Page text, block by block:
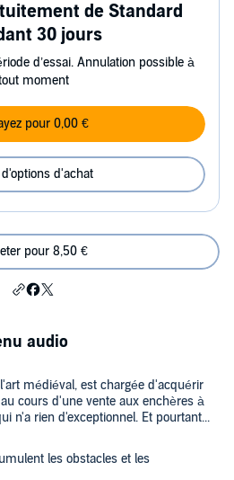
de Standard
30 jours
d’essai. Annulation possible à
moment
pour 0,00 €
d'achat
pour 8,50 €
audio
médiéval, est chargée d'acquérir
cours d'une vente aux enchères à
n'a rien d'exceptionnel. Et pourtant...
les obstacles et les
planer autour de cet objet une